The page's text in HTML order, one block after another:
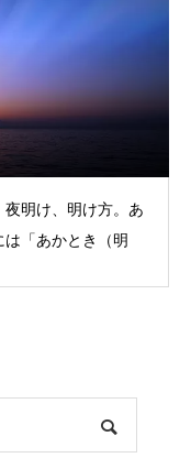
明け、明け方。あ
「あかとき（明